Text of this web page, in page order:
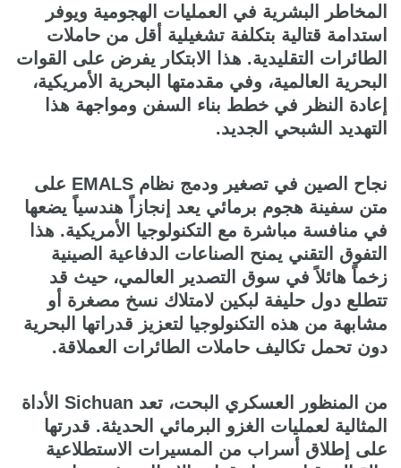
المخاطر البشرية في العمليات الهجومية ويوفر
استدامة قتالية بتكلفة تشغيلية أقل من حاملات
الطائرات التقليدية. هذا الابتكار يفرض على القوات
البحرية العالمية، وفي مقدمتها البحرية الأمريكية،
إعادة النظر في خطط بناء السفن ومواجهة هذا
التهديد الشبحي الجديد.
نجاح الصين في تصغير ودمج نظام EMALS على
متن سفينة هجوم برمائي يعد إنجازاً هندسياً يضعها
في منافسة مباشرة مع التكنولوجيا الأمريكية. هذا
التفوق التقني يمنح الصناعات الدفاعية الصينية
زخماً هائلاً في سوق التصدير العالمي، حيث قد
تتطلع دول حليفة لبكين لامتلاك نسخ مصغرة أو
مشابهة من هذه التكنولوجيا لتعزيز قدراتها البحرية
دون تحمل تكاليف حاملات الطائرات العملاقة.
من المنظور العسكري البحت، تعد Sichuan الأداة
المثالية لعمليات الغزو البرمائي الحديثة. قدرتها
على إطلاق أسراب من المسيرات الاستطلاعية